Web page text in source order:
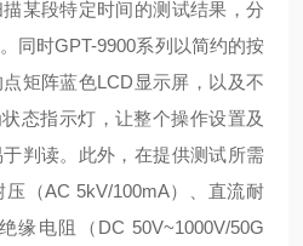
某段特定时间的测试结果，分
同时GPT-9900系列以简约的按
矩阵蓝色LCD显示屏，以及不
态指示灯，让整个操作设置及
判读。此外，在提供测试所需
（AC 5kV/100mA）、直流耐
缘电阻（DC 50V~1000V/50G